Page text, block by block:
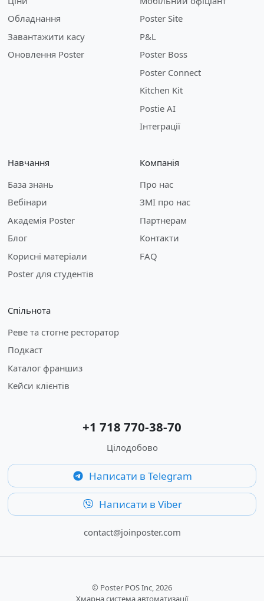
Обладнання
Завантажити касу
Оновлення Poster
Poster Site
P&L
Poster Boss
Poster Connect
Kitchen Kit
Postie AI
Інтеграції
Навчання
База знань
Вебінари
Академія Poster
Блог
Корисні матеріали
Poster для студентів
Компанія
Про нас
ЗМІ про нас
Партнерам
Контакти
FAQ
Спільнота
Реве та стогне ресторатор
Подкаст
Каталог франшиз
Кейси клієнтів
+1 718 770-38-70
Цілодобово
Написати в Telegram
Написати в Viber
contact@joinposter.com
© Poster POS Inc, 2026
Хмарна система автоматизації